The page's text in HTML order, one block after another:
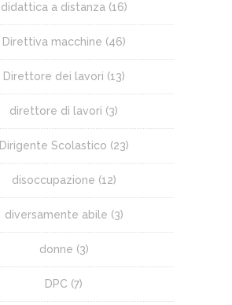
didattica a distanza (16)
Direttiva macchine (46)
Direttore dei lavori (13)
direttore di lavori (3)
Dirigente Scolastico (23)
disoccupazione (12)
diversamente abile (3)
donne (3)
DPC (7)